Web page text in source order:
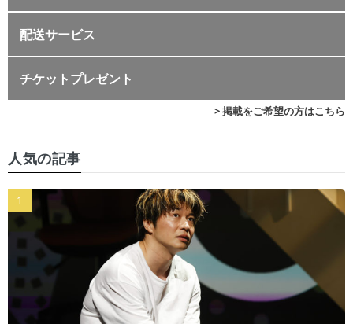
配送サービス
チケットプレゼント
> 掲載をご希望の方はこちら
人気の記事